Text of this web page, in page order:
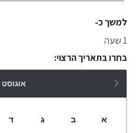
למשך כ-
1 שעה
בחרו בתאריך הרצוי:
אוגוסט
א ב ג ד